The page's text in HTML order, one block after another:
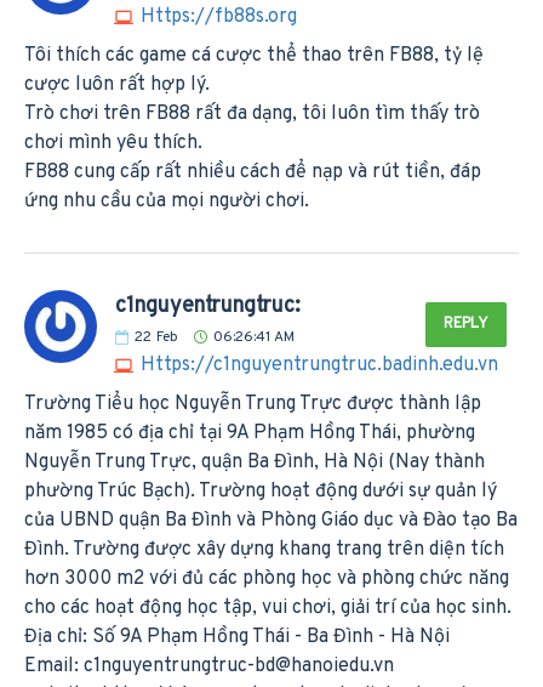
Https://fb88s.org
Tôi thích các game cá cược thể thao trên FB88, tỷ lệ
cược luôn rất hợp lý.
Trò chơi trên FB88 rất đa dạng, tôi luôn tìm thấy trò
chơi mình yêu thích.
FB88 cung cấp rất nhiều cách để nạp và rút tiền, đáp
ứng nhu cầu của mọi người chơi.
c1nguyentrungtruc:
22 Feb 06:26:41 AM
Https://c1nguyentrungtruc.badinh.edu.vn
REPLY
Trường Tiểu học Nguyễn Trung Trực được thành lập
năm 1985 có địa chỉ tại 9A Phạm Hồng Thái, phường
Nguyễn Trung Trực, quận Ba Đình, Hà Nội (Nay thành
phường Trúc Bạch). Trường hoạt động dưới sự quản lý
của UBND quận Ba Đình và Phòng Giáo dục và Đào tạo Ba
Đình. Trường được xây dựng khang trang trên diện tích
hơn 3000 m2 với đủ các phòng học và phòng chức năng
cho các hoạt động học tập, vui chơi, giải trí của học sinh.
Địa chỉ: Số 9A Phạm Hồng Thái - Ba Đình - Hà Nội
Email: c1nguyentrungtruc-bd@hanoiedu.vn